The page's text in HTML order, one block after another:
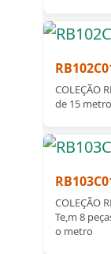
COLEÇÃO
de 15
COLEÇÃO
Te,m 8
o metro